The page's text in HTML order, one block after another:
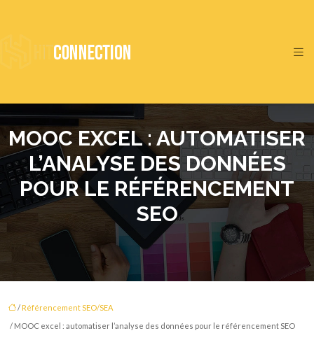
MOOC EXCEL : AUTOMATISER
L’ANALYSE DES DONNÉES
POUR LE RÉFÉRENCEMENT
SEO
/ Référencement SEO/SEA
/ MOOC excel : automatiser l’analyse des données pour le référencement SEO